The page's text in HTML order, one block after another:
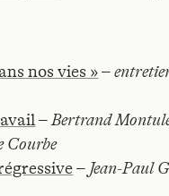
nos vies »–
–Bertrand
Courbe
– Jean-Paul